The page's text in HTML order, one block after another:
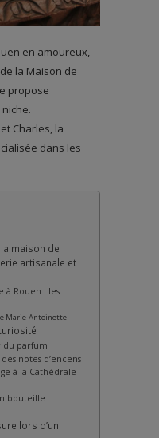
en amoureux,
la Maison de
propose
Charles, la
dans les
maison de
artisanale et
à Rouen : les
Marie-Antoinette
du parfum
notes d’encens
à la Cathédrale
bouteille
lors d’un